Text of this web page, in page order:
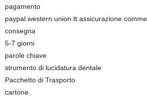
pagamento
paypal.western union.tt assicurazione
consegna
5-7 giorni
parole chiave
strumento di lucidatura dentale
Pacchetto di Trasporto
cartone